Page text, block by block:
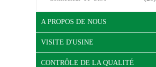
A PROPOS DE NOUS
VISITE D'USINE
CONTRÔLE DE LA QUALITÉ